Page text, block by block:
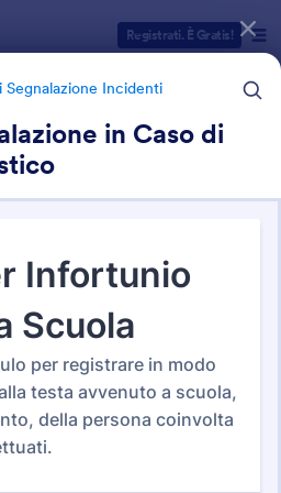
Registrati. È Gratis!
Segnalazione Incidenti
in Caso di